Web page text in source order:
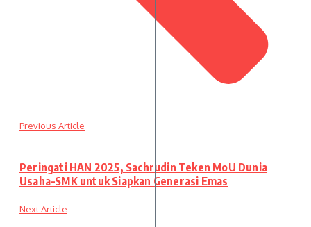
Previous Article
Peringati HAN 2025, Sachrudin Teken MoU Dunia
Usaha–SMK untuk Siapkan Generasi Emas
Next Article